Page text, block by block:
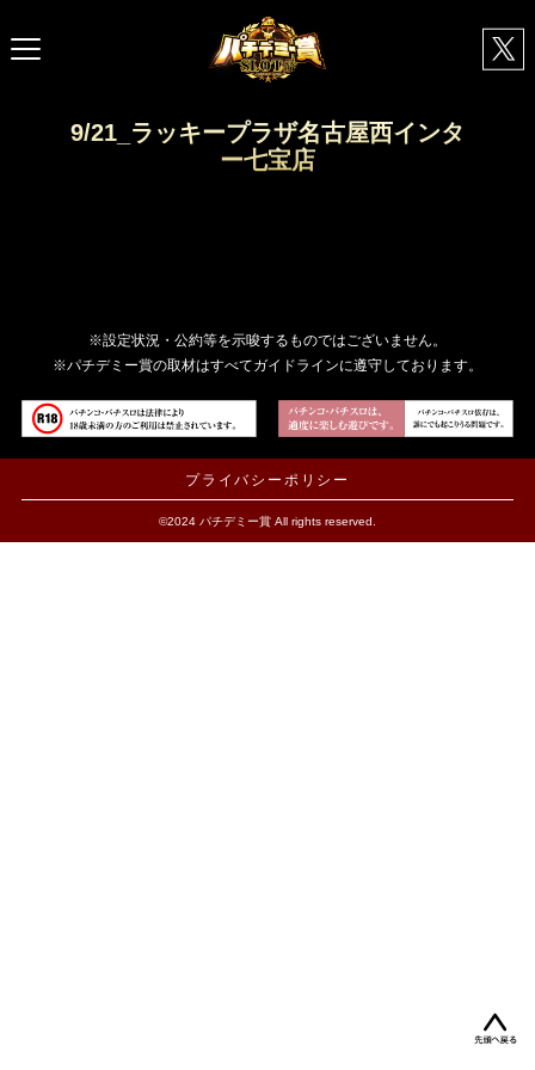
9/21_ラッキープラザ名古屋西インタ
ー七宝店
※設定状況・公約等を示唆するものではございません。
※パチデミー賞の取材はすべてガイドラインに遵守しております。
プライバシーポリシー
©2024 パチデミー賞 All rights reserved.